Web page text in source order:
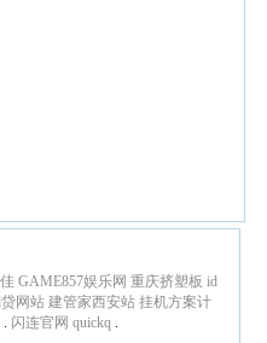
GAME857娱乐网 重庆挤塑板 id
网站 建管家西安站 挂机方案计
. 闪连官网 quickq .